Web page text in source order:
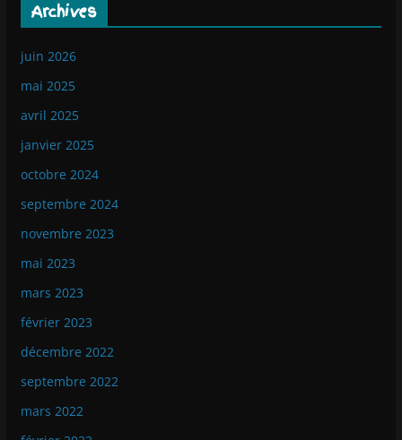
Archives
juin 2026
mai 2025
avril 2025
janvier 2025
octobre 2024
septembre 2024
novembre 2023
mai 2023
mars 2023
février 2023
décembre 2022
septembre 2022
mars 2022